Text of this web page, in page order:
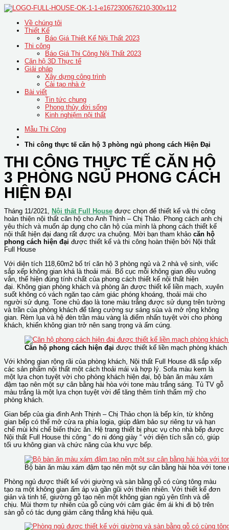
Skip
content
Về chúng tôi
Thiết Kế
Báo Giá Thiết Kế Nội Thất 2023
Thi công
Báo Giá Thi Công Nội Thất 2023
Căn hộ 3D Thực tế
Giải pháp
Xây dựng công trình
Cải tạo nhà ở
Bài viết
Tin tức chung
Phong thủy đời sống
Kinh nghiệm nội thất
Mẫu Thi Công
Thi công thực tế căn hộ 3 phòng ngủ phong cách Hiện Đại
THI CÔNG THỰC TẾ CĂN HỘ
3 PHÒNG NGỦ PHONG CÁCH
HIỆN ĐẠI
Tháng 11/2021, Nội thất Full House được chọn để thiết kế và thi công
hoàn thiện nội thất căn hộ cho Anh Thịnh – Chị Thảo. Phong cách anh chị
yêu thích và muốn áp dụng cho căn hộ của mình là phong cách thiết kế
nội thất hiện đại đang rất được ưa chuộng. Mời bạn tham khảo căn hộ
phong cách hiện đại được thiết kế và thi công hoàn thiện bởi Nội thất
Full House
Với diện tích 118,60m2 bố trí căn hộ 3 phòng ngủ và 2 nhà vệ sinh, viếc
sắp xếp không gian khá là thoải mái. Bố cục mỗi không gian đều vuông
vắn, thể hiện đúng tính chất của phong cách thiết kế nội thất hiện
đại. Không gian phòng khách và phòng ăn được thiết kế liền mạch, xuyên
suốt không có vách ngăn tạo cảm giác phóng khoáng, thoải mái cho
người sử dụng. Tone chủ đạo là tone màu trắng được sử dụng trên tường
và trần của phòng khách để tăng cường sự sáng sủa và mở rộng không
gian. Rèm lụa và hệ đèn trần màu vàng là điểm nhấn tuyệt vời cho phòng
khách, khiến không gian trở nên sang trọng và ấm cúng.
Căn hộ phong cách hiện đại được thiết kế liền mạch phòng
Với không gian rộng rãi của phòng khách, Nội thất Full House đã sắp xếp
các sản phẩm nội thất một cách thoải mái và hợp lý. Sofa màu kem là
một lựa chọn tuyệt vời cho phòng khách hiện đại, bộ bàn ăn màu xám
đậm tạo nên một sự cân bằng hài hòa với tone màu trắng sáng. Tủ TV gỗ
màu trắng là một lựa chọn tuyệt vời để tăng thêm tính thẩm mỹ cho
phòng khách.
Gian bếp của gia đình Anh Thịnh – Chị Thảo chọn là bếp kín, từ không
gian bếp có thể mở cửa ra phía logia, giúp đảm bảo sự riêng tư và hạn
chế mùi khi chế biến thức ăn. Hệ trang thiết bị phục vụ cho nhà bếp được
Nội thất Full House thi công “ đo ni đóng giày “ với diện tích sẵn có, giúp
tối ưu không gian và chức năng của khu vực bếp.
Bộ bàn ăn màu xám đậm tạo nên một sự cân bằng hài hòa với tone
Phòng ngủ được thiết kế với giường và sàn bằng gỗ có cùng tông màu
tạo ra một không gian ấm áp và gần gũi với thiên nhiên. Với thiết kế đơn
giản và tinh tế, giường gỗ tạo nên một không gian ngủ yên tĩnh và dễ
chịu. Mùi thơm tự nhiên của gỗ cùng với cảm giác êm ái khi đi bộ trên
sàn gỗ có tác dụng giảm căng thẳng khá hiệu quả.